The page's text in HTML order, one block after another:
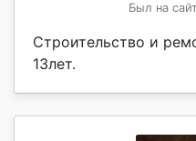
Был на
Строительство и
13лет.